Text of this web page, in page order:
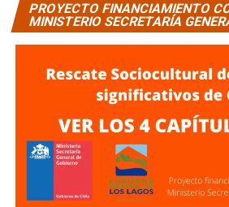
PROYECTO FINANCIAMIENTO
MINISTERIO SECRETARÍA